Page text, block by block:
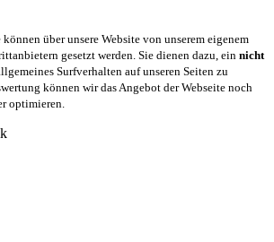
über unsere Website von unserem eigenem
gesetzt werden. Sie dienen dazu, ein nicht
Surfverhalten auf unseren Seiten zu
können wir das Angebot der Webseite noch
optimieren.